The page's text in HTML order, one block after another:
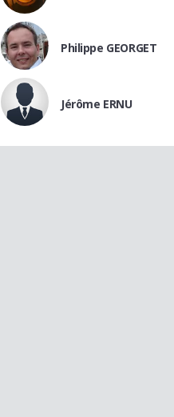
Philippe GEORGET
Jérôme ERNU